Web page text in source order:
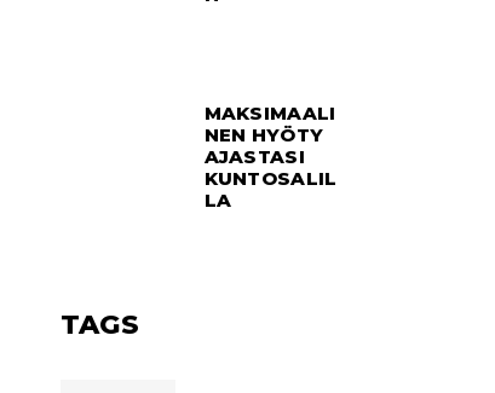
MAKSIMAALI
NEN HYÖTY
AJASTASI
KUNTOSALIL
LA
TAGS